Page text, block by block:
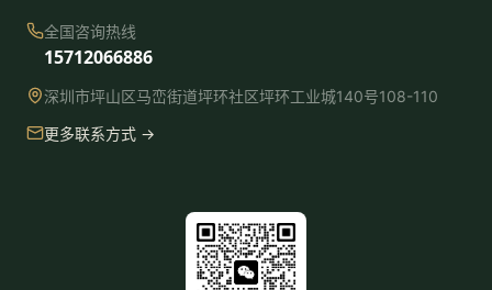
全国咨询热线
15712066886
深圳市坪山区马峦街道坪环社区坪环工业城140号108-110
更多联系方式 →